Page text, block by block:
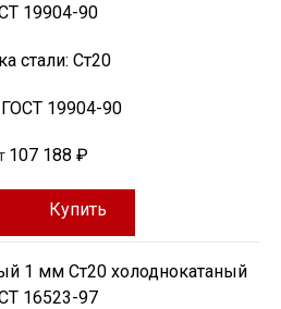
19904-90
стали: Ст20
ГОСТ 19904-90
107 188 ₽
Купить
1 мм Ст20 холоднокатаный
16523-97